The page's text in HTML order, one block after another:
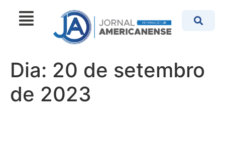
Dia: 20 de setembro
de 2023